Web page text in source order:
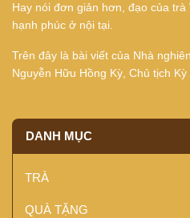
Hay nói đơn giản hơn, đạo của
hạnh phúc ở nội tại.
Trên đây là bài viết của Nhà
Nguyễn Hữu Hồng Kỳ, Chủ tịch Kỳ
DANH MỤC
TRÀ
QUÀ TẶNG